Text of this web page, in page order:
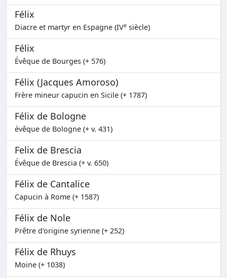
Félix
Diacre et martyr en Espagne (IVe siècle)
Félix
Évêque de Bourges (+ 576)
Félix (Jacques Amoroso)
Frère mineur capucin en Sicile (+ 1787)
Félix de Bologne
évêque de Bologne (+ v. 431)
Felix de Brescia
Évêque de Brescia (+ v. 650)
Félix de Cantalice
Capucin à Rome (+ 1587)
Félix de Nole
Prêtre d'origine syrienne (+ 252)
Félix de Rhuys
Moine (+ 1038)